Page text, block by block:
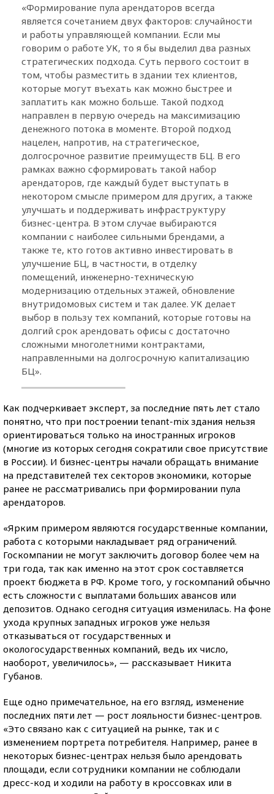
«Формирование пула арендаторов всегда
является сочетанием двух факторов: случайности
и работы управляющей компании. Если мы
говорим о работе УК, то я бы выделил два разных
стратегических подхода. Суть первого состоит в
том, чтобы разместить в здании тех клиентов,
которые могут въехать как можно быстрее и
заплатить как можно больше. Такой подход
направлен в первую очередь на максимизацию
денежного потока в моменте. Второй подход
нацелен, напротив, на стратегическое,
долгосрочное развитие преимуществ БЦ. В его
рамках важно сформировать такой набор
арендаторов, где каждый будет выступать в
некотором смысле примером для других, а также
улучшать и поддерживать инфраструктуру
бизнес-центра. В этом случае выбираются
компании с наиболее сильными брендами, а
также те, кто готов активно инвестировать в
улучшение БЦ, в частности, в отделку
помещений, инженерно-техническую
модернизацию отдельных этажей, обновление
внутридомовых систем и так далее. УК делает
выбор в пользу тех компаний, которые готовы на
долгий срок арендовать офисы с достаточно
сложными многолетними контрактами,
направленными на долгосрочную капитализацию
БЦ».
Как подчеркивает эксперт, за последние пять лет стало
понятно, что при построении tenant-mix здания нельзя
ориентироваться только на иностранных игроков
(многие из которых сегодня сократили свое присутствие
в России). И бизнес-центры начали обращать внимание
на представителей тех секторов экономики, которые
ранее не рассматривались при формировании пула
арендаторов.
«Ярким примером являются государственные компании,
работа с которыми накладывает ряд ограничений.
Госкомпании не могут заключить договор более чем на
три года, так как именно на этот срок составляется
проект бюджета в РФ. Кроме того, у госкомпаний обычно
есть сложности с выплатами больших авансов или
депозитов. Однако сегодня ситуация изменилась. На фоне
ухода крупных западных игроков уже нельзя
отказываться от государственных и
окологосударственных компаний, ведь их число,
наоборот, увеличилось», — рассказывает Никита
Губанов.
Еще одно примечательное, на его взгляд, изменение
последних пяти лет — рост лояльности бизнес-центров.
«Это связано как с ситуацией на рынке, так и с
изменением портрета потребителя. Например, ранее в
некоторых бизнес-центрах нельзя было арендовать
площади, если сотрудники компании не соблюдали
дресс-код и ходили на работу в кроссовках или в